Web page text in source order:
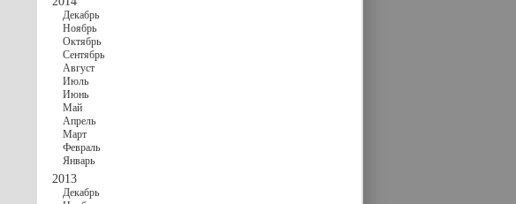
Декабрь
Ноябрь
Октябрь
Сентябрь
Август
Июль
Июнь
Май
Апрель
Март
Февраль
Январь
2013
Декабрь